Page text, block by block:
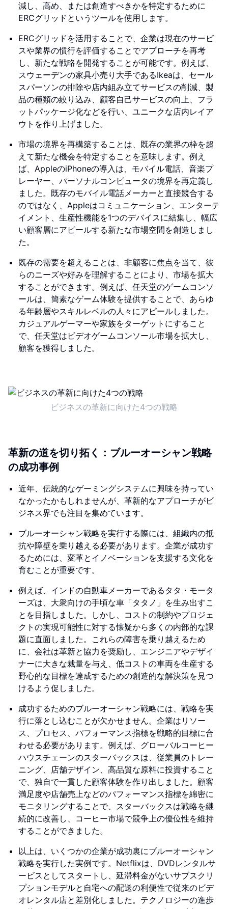
減し、高め、または創造すべきかを特定するために
ERCグリッドというツールを使用します。
ERCグリッドを活用することで、企業は現在のサービ
スや業界の慣行を評価することでアプローチを再考
し、新たな戦略を開発することが可能です。例えば、
スウェーデンの家具小売り大手であるIkeaは、セール
スパーソンの排除や店内組み立てサービスの削減、製
品の種類の絞り込み、顧客自己サービスの向上、フラ
ットパッケージ化などを行い、ユニークな店内レイア
ウトを作り上げました。
市場の境界を再構築することは、既存の業界の枠を超
えて新たな機会を特定することを意味します。例え
ば、AppleのiPhoneの導入は、モバイル電話、音楽プ
レーヤー、パーソナルコンピュータの境界を再定義し
ました。既存のモバイル電話メーカーと直接競合する
のではなく、Appleはコミュニケーション、エンターテ
イメント、生産性機能を1つのデバイスに結集し、幅広
い顧客層にアピールする新たな市場空間を創造しまし
た。
既存の需要を超えることは、非顧客に焦点を当て、彼
らのニーズや好みを理解することにより、市場を拡大
することができます。例えば、任天堂のゲームコンソ
ールは、簡素なゲーム体験を提供することで、あらゆ
る年齢層やスキルレベルの人々にアピールしました。
カジュアルゲーマーや家族をターゲットにすること
で、任天堂はビデオゲームコンソール市場を拡大し、
顧客を獲得しました。
ビジネスの革新に向けた4つの戦略
革新の道を切り拓く：ブルーオーシャン戦略
の成功事例
近年、伝統的なゲーミングシステムに興味を持ってい
なかったかもしれませんが、革新的なアプローチがビ
ジネス界でも注目を集めています。
ブルーオーシャン戦略を実行する際には、組織内の抵
抗や障壁を乗り越える必要があります。企業が成功す
るためには、変革とイノベーションを支援する文化を
育むことが重要です。
例えば、インドの自動車メーカーであるタタ・モータ
ーズは、大衆向けの手頃な車「タタノ」を生み出すこ
とを目指しました。しかし、コストの制約やプロジェ
クトの実現可能性に対する懐疑から多くの内部的な課
題に直面しました。これらの障害を乗り越えるため
に、会社は革新と協力を奨励し、エンジニアやデザイ
ナーに大きな裁量を与え、低コストの車両を生産する
野心的な目標を達成するための創造的な解決策を見つ
けるよう促しました。
成功するためのブルーオーシャン戦略には、戦略を実
行に落とし込むことが欠かせません。企業はリソー
ス、プロセス、パフォーマンス指標を戦略的目標に合
わせる必要があります。例えば、グローバルコーヒー
ハウスチェーンのスターバックスは、従業員のトレー
ニング、店舗デザイン、高品質な原料に投資すること
で、独自で一貫した顧客体験を作り出しました。顧客
満足度や店舗売上などのパフォーマンス指標を綿密に
モニタリングすることで、スターバックスは戦略を継
続的に改善し、コーヒー市場で競争上の優位性を維持
することができました。
以上は、いくつかの企業が成功裏にブルーオーシャン
戦略を実行した実例です。Netflixは、DVDレンタルサ
ービスとしてスタートし、延滞料金がないサブスクリ
プションモデルと自宅への配送の利便性で従来のビデ
オレンタル店と差別化しました。テクノロジーの進歩